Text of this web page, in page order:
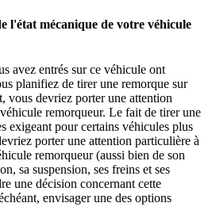
l'état mécanique de votre véhicule
avez entrés sur ce véhicule ont
planifiez de tirer une remorque sur
vous devriez porter une attention
remorqueur. Le fait de tirer une
exigeant pour certains véhicules plus
porter une attention particulière à
remorqueur (aussi bien de son
sa suspension, ses freins et ses
une décision concernant cette
envisager une des options